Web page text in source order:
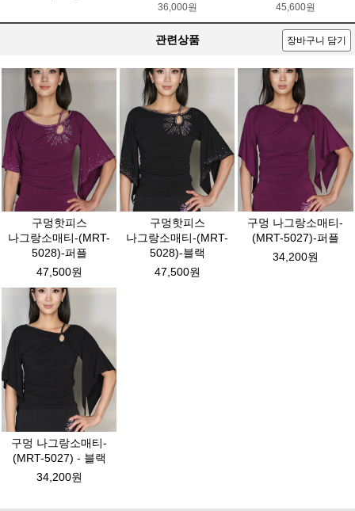
36,000원
45,600원
관련상품 장바구니 담기
구멍핫피스
나그랑소매티-(MRT-
5028)-퍼플
47,500원
구멍핫피스
나그랑소매티-(MRT-
5028)-블랙
47,500원
구멍 나그랑소매티-
(MRT-5027)-퍼플
34,200원
구멍 나그랑소매티-
(MRT-5027) - 블랙
34,200원